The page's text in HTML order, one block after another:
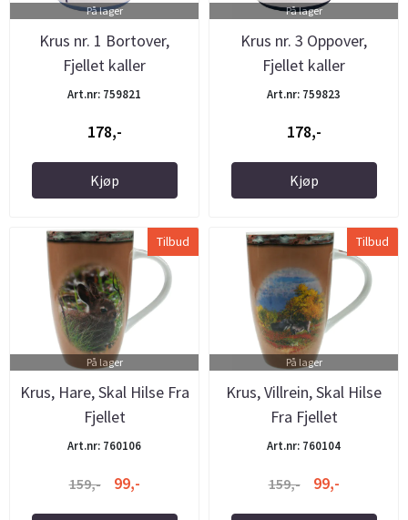
På lager
Krus nr. 1 Bortover,
Fjellet kaller
Art.nr: 759821
178,-
Kjøp
På lager
Krus nr. 3 Oppover,
Fjellet kaller
Art.nr: 759823
178,-
Kjøp
Tilbud
På lager
Krus, Hare, Skal Hilse Fra
Fjellet
Art.nr: 760106
159,- 99,-
Tilbud
På lager
Krus, Villrein, Skal Hilse
Fra Fjellet
Art.nr: 760104
159,- 99,-